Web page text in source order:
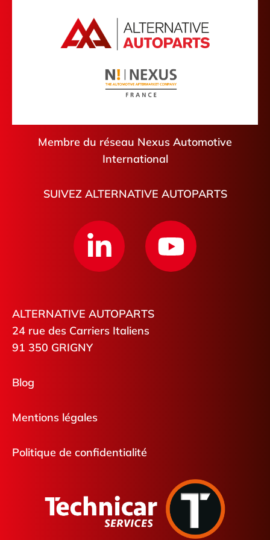
Hautes-Pyrénées
Tarn-et-Garonne
Palaiseau
Membre du réseau Nexus Automotive
International
SUIVEZ ALTERNATIVE AUTOPARTS
ALTERNATIVE AUTOPARTS
24 rue des Carriers Italiens
91 350 GRIGNY
Blog
Mentions légales
Politique de confidentialité